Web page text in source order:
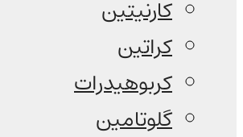
کارنیتین
کراتین
کربوهیدرات
گلوتامین